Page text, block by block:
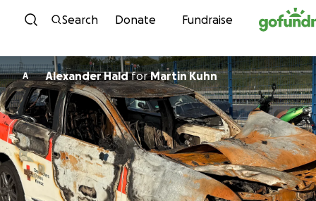
Skip to content
Search Donate Fundraise
A Alexander HaldforMartin Kuhn